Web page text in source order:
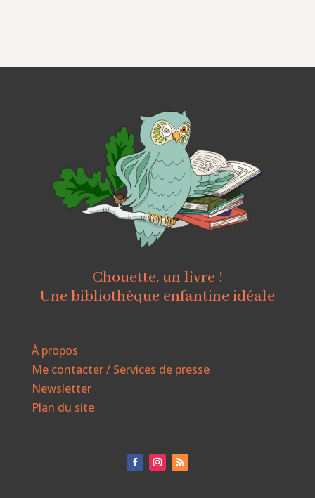
Chouette, un livre !
Une bibliothèque enfantine idéale
À propos
Me contacter / Services de presse
Newsletter
Plan du site